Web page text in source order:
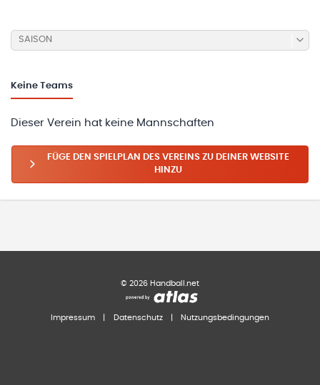
SAISON
Keine Teams
Dieser Verein hat keine Mannschaften
FÜGE DEN SPIELPLAN DES VEREINS ZU DEINER WEBSITE
HINZU
© 2026 Handball.net
Impressum Datenschutz Nutzungsbedingungen